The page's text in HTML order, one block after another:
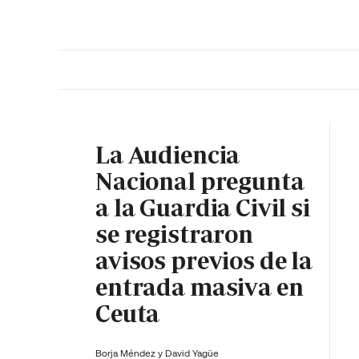
La Audiencia
Nacional pregunta
a la Guardia Civil si
se registraron
avisos previos de la
entrada masiva en
Ceuta
Borja Méndez y David Yagüe